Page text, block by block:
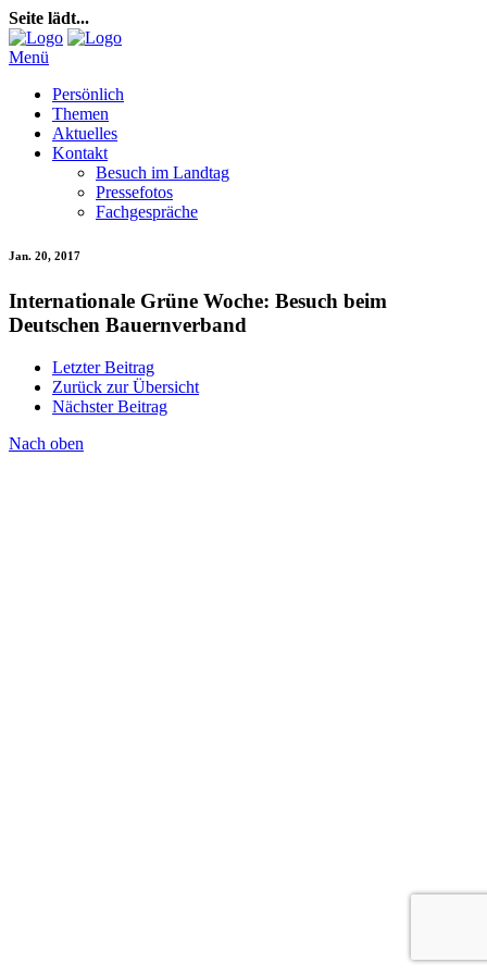
Seite lädt...
Menü
Persönlich
Themen
Aktuelles
Kontakt
Besuch im Landtag
Pressefotos
Fachgespräche
Jan. 20, 2017
Internationale Grüne Woche: Besuch beim
Deutschen Bauernverband
Letzter Beitrag
Zurück zur Übersicht
Nächster Beitrag
Nach oben